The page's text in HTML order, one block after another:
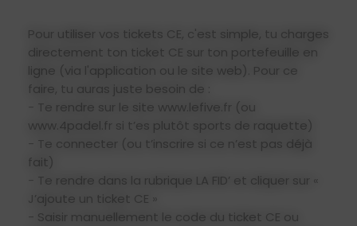
Pour utiliser vos tickets CE, c'est simple, tu charges
directement ton ticket CE sur ton portefeuille en
ligne (via l'application ou le site web). Pour ce
faire, tu auras juste besoin de :
- Te rendre sur le site www.lefive.fr (ou
www.4padel.fr si t’es plutôt sports de raquette)
- Te connecter (ou t’inscrire si ce n’est pas déjà
fait)
- Te rendre dans la rubrique LA FID’ et cliquer sur «
J’ajoute un ticket CE »
- Saisir manuellement le code du ticket CE ou